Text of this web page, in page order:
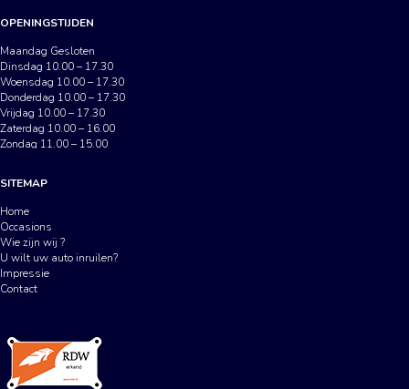
OPENINGSTIJDEN
Maandag Gesloten
Dinsdag 10.00 – 17.30
Woensdag 10.00 – 17.30
Donderdag 10.00 – 17.30
Vrijdag 10.00 – 17.30
Zaterdag 10.00 – 16.00
Zondag 11.00 – 15.00
SITEMAP
Home
Occasions
Wie zijn wij ?
U wilt uw auto inruilen?
Impressie
Contact